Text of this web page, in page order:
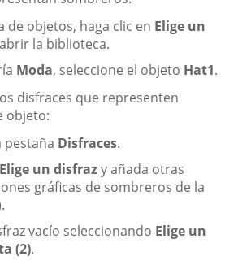
de objetos, haga clic en Elige un
la biblioteca.
Moda, seleccione el objeto Hat1.
disfraces que representen
objeto:
pestaña Disfraces.
Elige un disfrazy añada otras
gráficas de sombreros de la
vacío seleccionando Elige un
(2).